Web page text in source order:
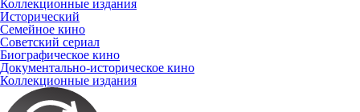
Коллекционные издания
Исторический
Семейное кино
Советский сериал
Биографическое кино
Документально-историческое кино
Коллекционные издания